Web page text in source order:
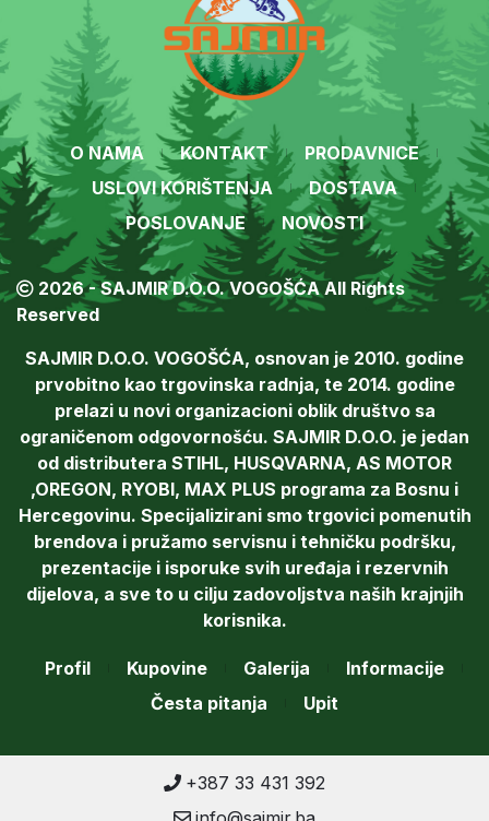
O NAMA KONTAKT
PRODAVNICE
USLOVI KORIŠTENJA
DOSTAVA
POSLOVANJE
NOVOSTI
2026 - SAJMIR D.O.O. VOGOŠĆA All Rights
Reserved
SAJMIR D.O.O. VOGOŠĆA, osnovan je 2010. godine
prvobitno kao trgovinska radnja, te 2014. godine
prelazi u novi organizacioni oblik društvo sa
ograničenom odgovornošću. SAJMIR D.O.O. je jedan
od distributera STIHL, HUSQVARNA, AS MOTOR
,OREGON, RYOBI, MAX PLUS programa za Bosnu i
Hercegovinu. Specijalizirani smo trgovici pomenutih
brendova i pružamo servisnu i tehničku podršku,
prezentacije i isporuke svih uređaja i rezervnih
dijelova, a sve to u cilju zadovoljstva naših krajnjih
korisnika.
Profil Kupovine Galerija
Informacije
Česta pitanja
Upit
+387 33 431 392